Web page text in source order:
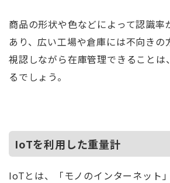
商品の形状や色などによって認識率
あり、広い工場や倉庫には不向きの
視認しながら在庫管理できることは
るでしょう。
IoTを利用した重量計
IoTとは、「モノのインターネット